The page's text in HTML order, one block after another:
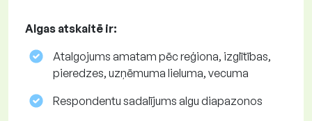
Algas atskaitē ir:
Atalgojums amatam pēc reģiona, izglītības,
pieredzes, uzņēmuma lieluma, vecuma
Respondentu sadalījums algu diapazonos